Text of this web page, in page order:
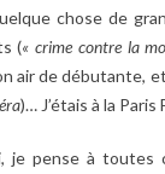
chose de
(« crime contre la
air de débutante,
)… J’étais à la
je pense à toutes